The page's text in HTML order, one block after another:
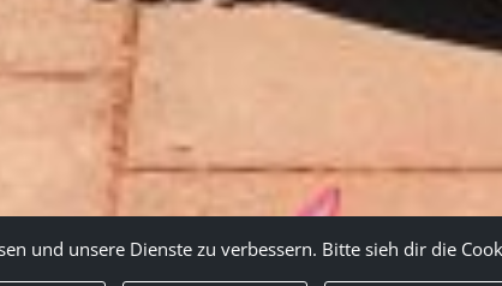
und unsere Dienste zu verbessern. Bitte sieh dir die